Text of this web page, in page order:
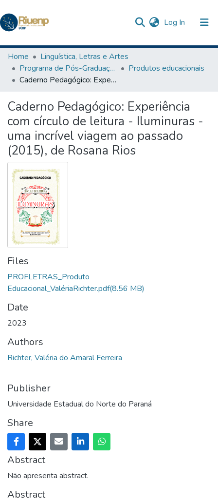
Log In (current)
Communities & Collections
Browse DSpace
Home
Linguística, Letras e Artes
Programa de Pós-Graduação Profissional em Letras
Produtos educacionais
Caderno Pedagógico: Experiência com círculo de leitura - Iluminuras - uma incrível viagem ao passado (2015), de Rosana Rios
Caderno Pedagógico: Experiência
com círculo de leitura - Iluminuras -
uma incrível viagem ao passado
(2015), de Rosana Rios
Files
PROFLETRAS_Produto
Educacional_ValériaRichter.pdf(8.56 MB)
Date
2023
Authors
Richter, Valéria do Amaral Ferreira
Publisher
Universidade Estadual do Norte do Paraná
Share
Abstract
Não apresenta abstract.
Abstract